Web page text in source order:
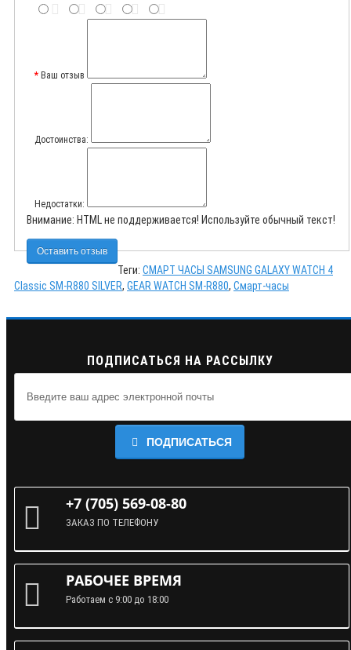
Ваш отзыв
Достоинства:
Недостатки:
Внимание: HTML не поддерживается! Используйте обычный текст!
Оставить отзыв
Теги: СМАРТ ЧАСЫ SAMSUNG GALAXY WATCH 4
Classic SM-R880 SILVER, GEAR WATCH SM-R880, Смарт-часы
ПОДПИСАТЬСЯ НА РАССЫЛКУ
ПОДПИСАТЬСЯ
+7 (705) 569-08-80
ЗАКАЗ ПО ТЕЛЕФОНУ
РАБОЧЕЕ ВРЕМЯ
Работаем с 9:00 до 18:00